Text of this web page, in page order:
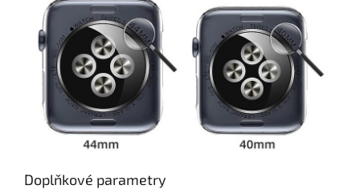
Doplňkové parametry